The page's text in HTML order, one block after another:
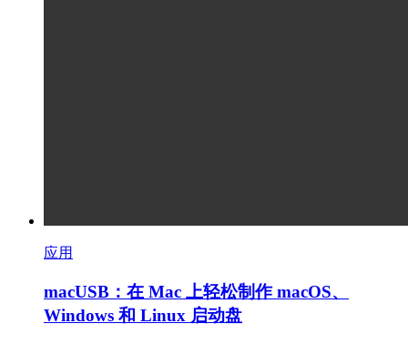
应用
macUSB：在 Mac 上轻松制作 macOS、
Windows 和 Linux 启动盘